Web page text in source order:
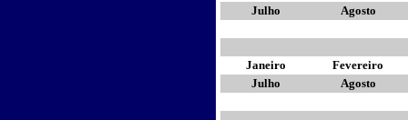
Julho
Agosto
Janeiro
Fevereiro
Julho
Agosto